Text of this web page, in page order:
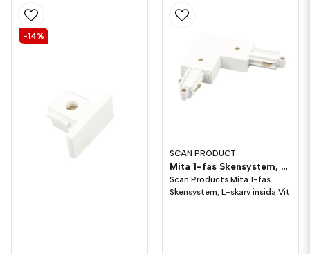
-14%
SCAN PRODUCT
Mita 1-fas Skensystem, L-skarv insida Vit
Scan Products Mita 1-fas
Skensystem, L-skarv insida Vit